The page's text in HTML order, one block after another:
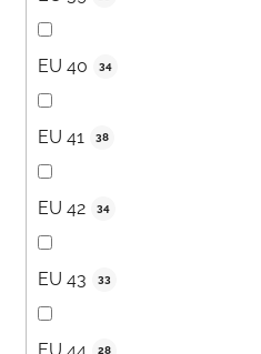
EU 40 34
EU 41 38
EU 42 34
EU 43 33
28